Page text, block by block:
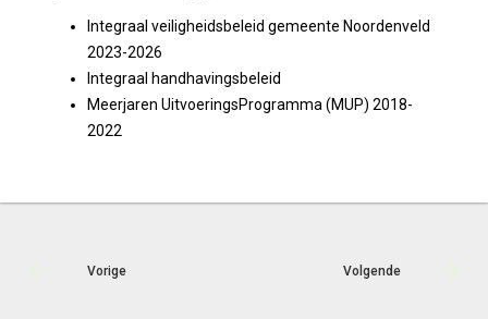
Integraal veiligheidsbeleid gemeente Noordenveld
2023-2026
Integraal handhavingsbeleid
Meerjaren UitvoeringsProgramma (MUP) 2018-
2022
Vorige Volgende